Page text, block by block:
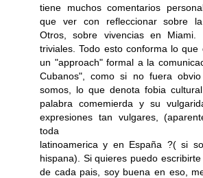
tiene muchos comentarios
que ver con refleccionar sobre la
Otros, sobre vivencias en
triviales. Todo esto conforma lo
un "approach" formal a la
Cubanos", como si no fuera
somos, lo que denota fobia
palabra comemierda y su
expresiones tan vulgares,
toda
latinoamerica y en España ?( si
hispana). Si quieres puedo
de cada pais, soy buena en eso,